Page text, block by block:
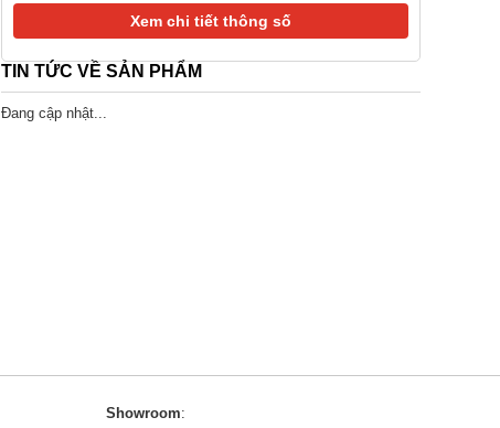
Xem chi tiết thông số
TIN TỨC VỀ SẢN PHẨM
Đang cập nhật...
Showroom: